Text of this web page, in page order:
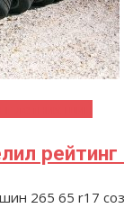
265 65 r17